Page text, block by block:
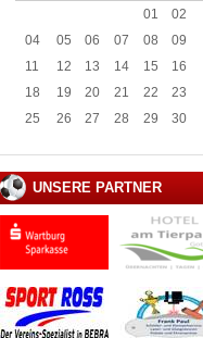
01
02
04
05 06 07 08 09
11
12 13 14 15 16
18
19 20 21 22 23
25
26 27 28 29 30
UNSERE PARTNER